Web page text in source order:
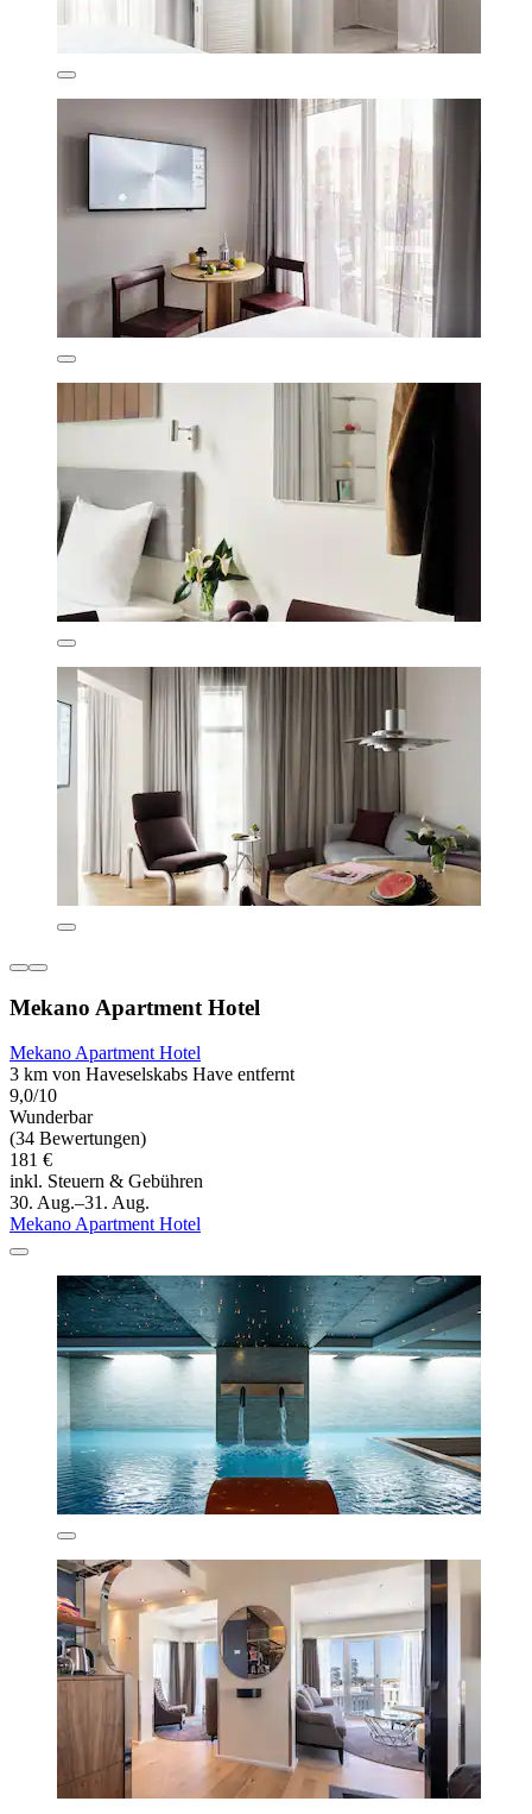
Mekano Apartment Hotel
Mekano Apartment Hotel
3 km von Haveselskabs Have entfernt
9,0/10
Wunderbar
(34 Bewertungen)
181 €
inkl. Steuern & Gebühren
30. Aug.–31. Aug.
Mekano Apartment Hotel